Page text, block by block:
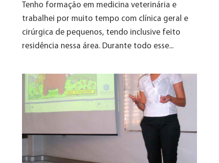
Tenho formação em medicina veterinária e
trabalhei por muito tempo com clínica geral e
cirúrgica de pequenos, tendo inclusive feito
residência nessa área. Durante todo esse...